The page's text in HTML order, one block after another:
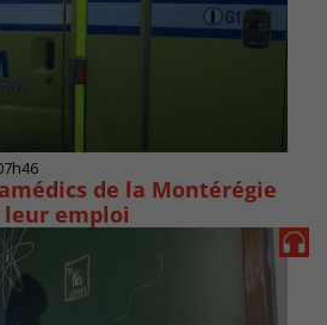
de la Montérégie
emploi